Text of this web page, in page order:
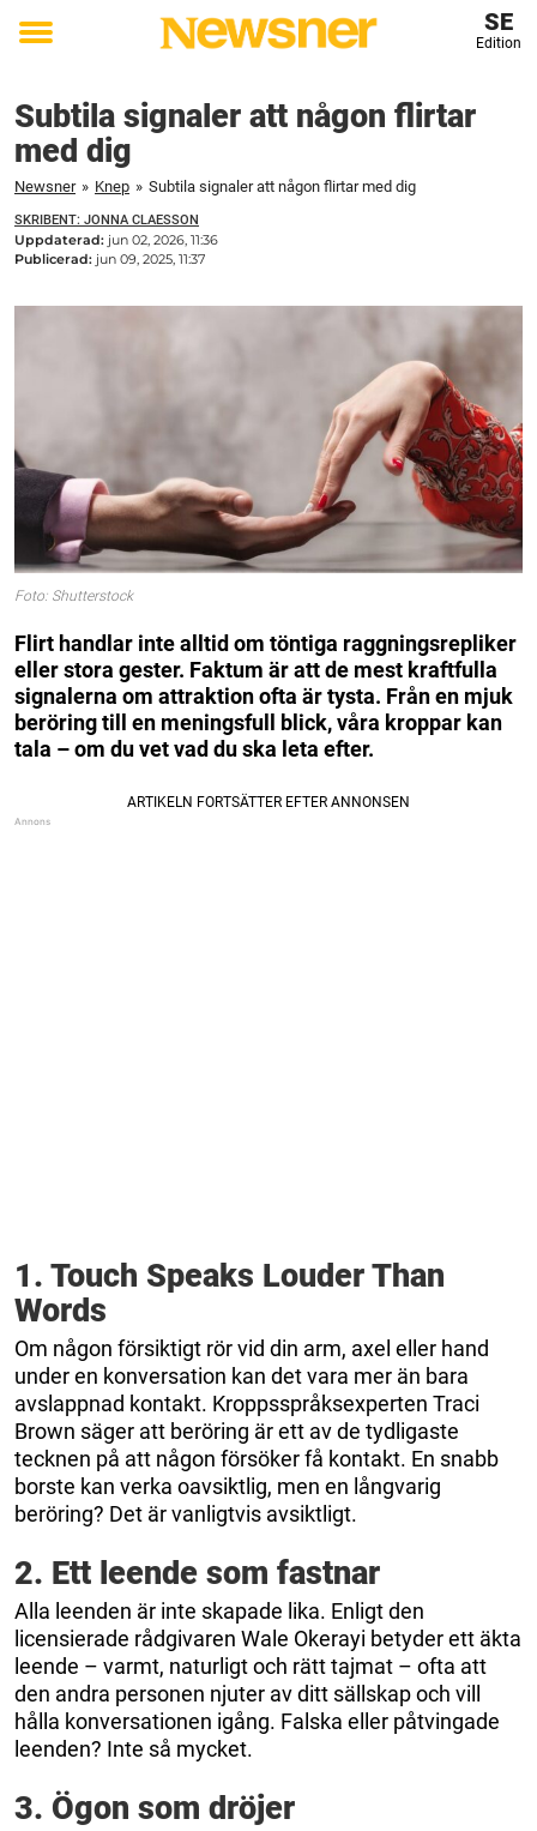
Toggle
SE
Edition
Subtila signaler att någon flirtar
med dig
Newsner » Knep » Subtila signaler att någon flirtar med dig
SKRIBENT: JONNA CLAESSON
Uppdaterad: jun 02, 2026, 11:36
Publicerad: jun 09, 2025, 11:37
Foto: Shutterstock
Flirt handlar inte alltid om töntiga raggningsrepliker
eller stora gester. Faktum är att de mest kraftfulla
signalerna om attraktion ofta är tysta. Från en mjuk
beröring till en meningsfull blick, våra kroppar kan
tala – om du vet vad du ska leta efter.
1. Touch Speaks Louder Than
Words
Om någon försiktigt rör vid din arm, axel eller hand
under en konversation kan det vara mer än bara
avslappnad kontakt. Kroppsspråksexperten Traci
Brown säger att beröring är ett av de tydligaste
tecknen på att någon försöker få kontakt. En snabb
borste kan verka oavsiktlig, men en långvarig
beröring? Det är vanligtvis avsiktligt.
2. Ett leende som fastnar
Alla leenden är inte skapade lika. Enligt den
licensierade rådgivaren Wale Okerayi betyder ett äkta
leende – varmt, naturligt och rätt tajmat – ofta att
den andra personen njuter av ditt sällskap och vill
hålla konversationen igång. Falska eller påtvingade
leenden? Inte så mycket.
3. Ögon som dröjer